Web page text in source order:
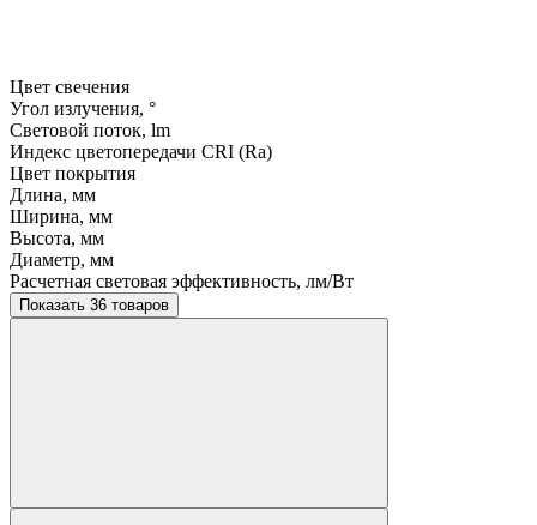
Цвет свечения
Угол излучения, °
Световой поток, lm
Индекс цветопередачи CRI (Ra)
Цвет покрытия
Длина, мм
Ширина, мм
Высота, мм
Диаметр, мм
Расчетная световая эффективность, лм/Вт
Показать 36 товаров